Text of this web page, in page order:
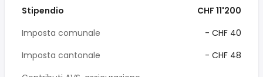
Stipendio
CHF 11'200
Imposta comunale
- CHF 40
Imposta cantonale
- CHF 48